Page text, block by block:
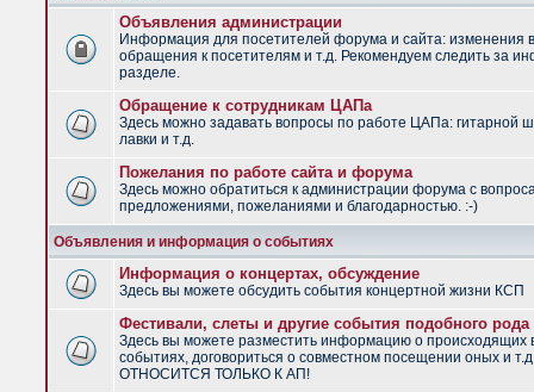
Объявления администрации
Информация для посетителей форума и сайта: изменения
обращения к посетителям и т.д. Рекомендуем следить за
разделе.
Обращение к сотрудникам ЦАПа
Здесь можно задавать вопросы по работе ЦАПа: гитарной
лавки и т.д.
Пожелания по работе сайта и форума
Здесь можно обратиться к администрации форума с
предложениями, пожеланиями и благодарностью. :-)
Объявления и информация о событиях
Информация о концертах, обсуждение
Здесь вы можете обсудить события концертной жизни КСП
Фестивали, слеты и другие события подобного рода
Здесь вы можете разместить информацию о
событиях, договориться о совместном посещении оных и
ОТНОСИТСЯ ТОЛЬКО К АП!